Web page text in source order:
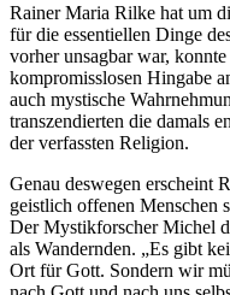
Rainer Maria Rilke hat um
für die essentiellen Dinge
vorher unsagbar war,
kompromisslosen Hingabe
auch mystische
transzendierten die damals
der verfassten Religion.
Genau deswegen erscheint
geistlich offenen Menschen
Der Mystikforscher Michel
als Wandernden. „Es gibt
Ort für Gott. Sondern wir